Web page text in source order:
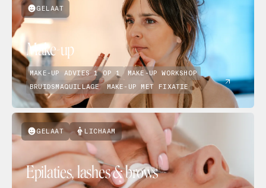
GELAAT
Make-up
MAKE-UP ADVIES 1 OP 1
MAKE-UP WORKSHOP
BRUIDSMAQUILLAGE
MAKE-UP MET FIXATIE
GELAAT LICHAAM
Epilaties, lashes & brows